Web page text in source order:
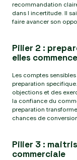
recommandation
dans l incertitude. Il
faire avancer son
Pilier 2 :
elles
Les comptes
preparation
objections et des
la confiance du
preparation
chances de
Pilier 3 :
commerciale